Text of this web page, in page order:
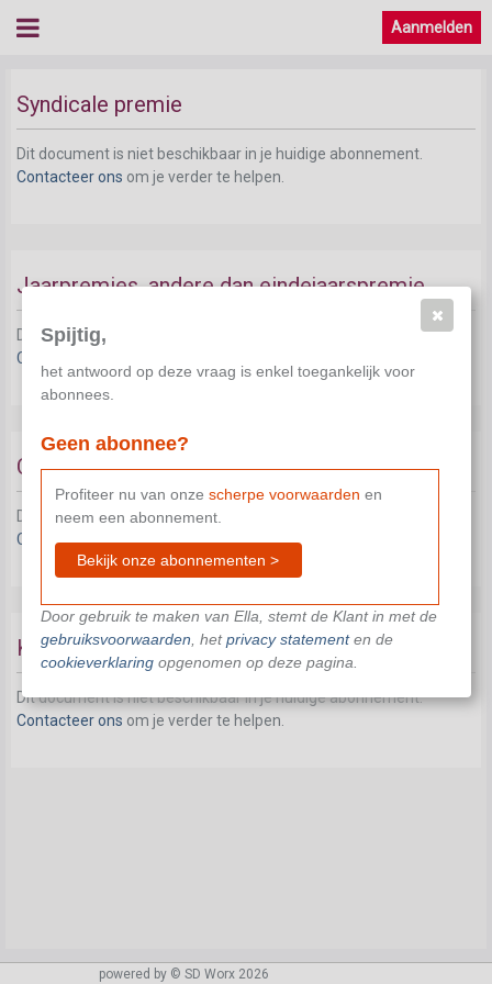
Aanmelden
Syndicale premie
Dit document is niet beschikbaar in je huidige abonnement.
Contacteer ons om je verder te helpen.
Jaarpremies, andere dan eindejaarspremie
Dit document is niet beschikbaar in je huidige abonnement.
Contacteer ons
Coronapremie 2021
Dit document is niet beschikbaar in je huidige abonnement.
Contacteer onsom je verder te helpen.
Koopkrachtpremie
Dit document is niet beschikbaar in je huidige abonnement.
Contacteer ons om je verder te helpen.
powered by © SD Worx 2026
Spijtig,
het antwoord op deze vraag is enkel toegankelijk voor
abonnees.
Geen abonnee?
Profiteer nu van onze scherpe voorwaarden en
neem een abonnement.
Bekijk onze abonnementen >
Door gebruik te maken van Ella, stemt de Klant in met de
gebruiksvoorwaarden , hetprivacy statementen de
cookieverklaringopgenomen op deze pagina.